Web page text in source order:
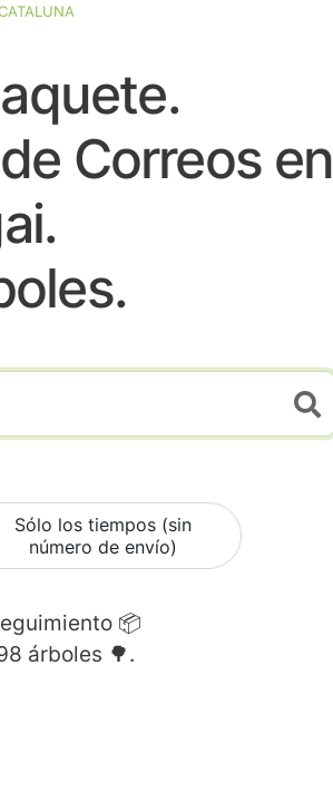
Correos en
Sólo los tiempos (sin
número de envío)
📦
árboles 🌳.